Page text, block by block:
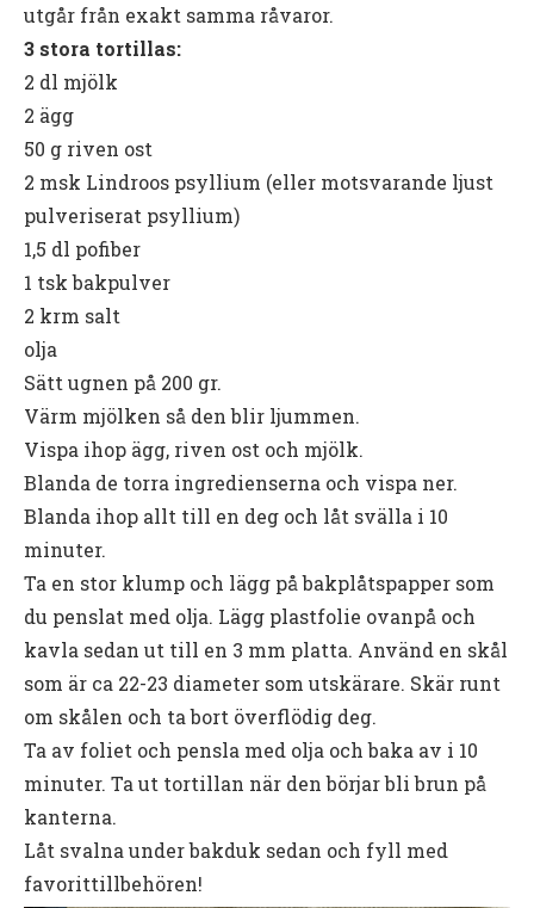
utgår från exakt samma råvaror.
3 stora tortillas:
2 dl mjölk
2 ägg
50 g riven ost
2 msk Lindroos psyllium (eller motsvarande ljust
pulveriserat psyllium)
1,5 dl pofiber
1 tsk bakpulver
2 krm salt
olja
Sätt ugnen på 200 gr.
Värm mjölken så den blir ljummen.
Vispa ihop ägg, riven ost och mjölk.
Blanda de torra ingredienserna och vispa ner.
Blanda ihop allt till en deg och låt svälla i 10
minuter.
Ta en stor klump och lägg på bakplåtspapper som
du penslat med olja. Lägg plastfolie ovanpå och
kavla sedan ut till en 3 mm platta. Använd en skål
som är ca 22-23 diameter som utskärare. Skär runt
om skålen och ta bort överflödig deg.
Ta av foliet och pensla med olja och baka av i 10
minuter. Ta ut tortillan när den börjar bli brun på
kanterna.
Låt svalna under bakduk sedan och fyll med
favorittillbehören!